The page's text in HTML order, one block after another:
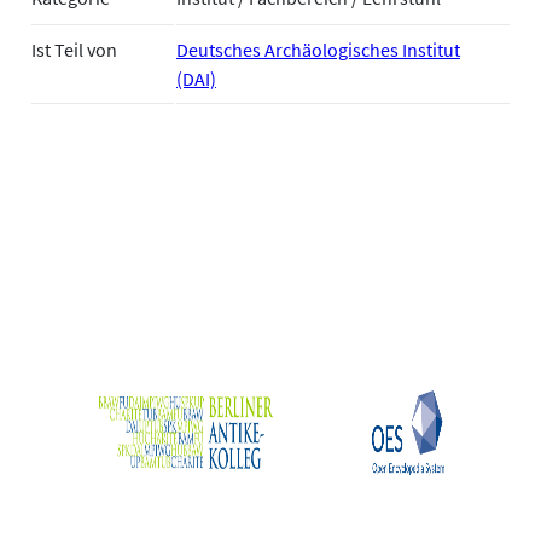
Ist Teil von
Deutsches Archäologisches Institut
(DAI)